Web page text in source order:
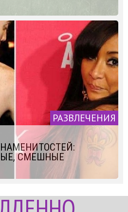
РАЗВЛЕЧЕНИЯ
СМЕШНЫЕ